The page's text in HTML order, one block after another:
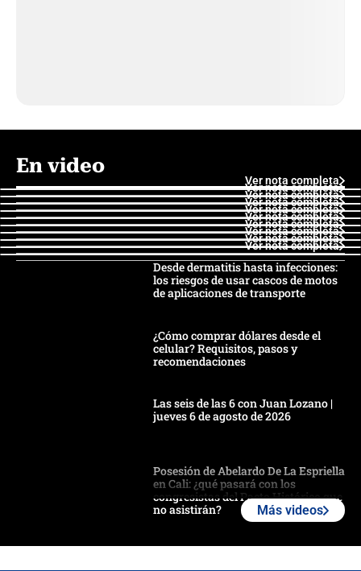
En video
Ver nota completa
Ver nota completa
Ver nota completa
Ver nota completa
Ver nota completa
Ver nota completa
Ver nota completa
Ver nota completa
Ver nota completa
Ver nota completa
Desde dermatitis hasta infecciones:
los riesgos de usar cascos de motos
de aplicaciones de transporte
¿Cómo comprar dólares desde el
celular? Requisitos, pasos y
recomendaciones
Las seis de las 6 con Juan Lozano |
jueves 6 de agosto de 2026
Posesión de Abelardo De La Espriella
en Cali: ¿qué pasará con los
congresistas del Pacto Histórico que
no asistirán?
Más videos